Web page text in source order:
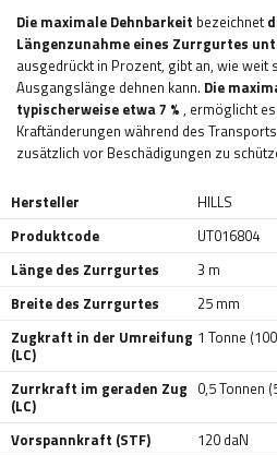
Die maximale Dehnbarkeit bezeichnet
Längenzunahme eines Zurrgurtes
ausgedrückt in Prozent, gibt an, wie weit
Ausgangslänge dehnen kann. Die
typischerweise etwa 7 % , ermöglicht
Kraftänderungen während des
zusätzlich vor Beschädigungen zu
Hersteller
HILLS
Produktcode
UT016804
Länge des Zurrgurtes
3 m
Breite des Zurrgurtes
25 mm
Zugkraft in der Umreifung
(LC)
1 Tonne
Zurrkraft im geraden Zug
(LC)
0,5 Tonnen
Vorspannkraft (STF)
120 daN